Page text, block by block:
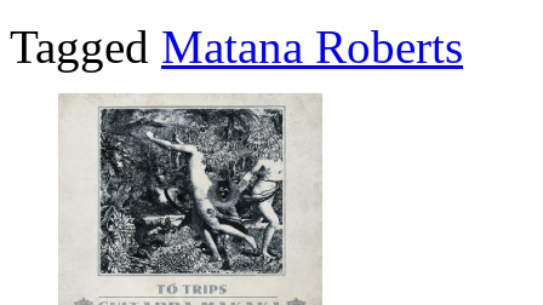
Tagged Matana Roberts